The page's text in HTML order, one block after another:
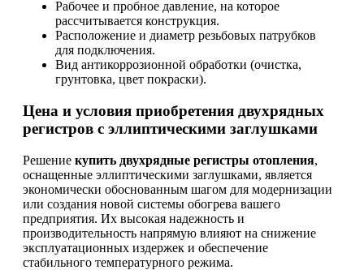
Рабочее и пробное давление, на которое
рассчитывается конструкция.
Расположение и диаметр резьбовых патрубков
для подключения.
Вид антикоррозионной обработки (очистка,
грунтовка, цвет покраски).
Цена и условия приобретения двухрядных
регистров с эллиптическими заглушками
Решение купить двухрядные регистры отопления,
оснащенные эллиптическими заглушками, является
экономически обоснованным шагом для модернизации
или создания новой системы обогрева вашего
предприятия. Их высокая надежность и
производительность напрямую влияют на снижение
эксплуатационных издержек и обеспечение
стабильного температурного режима.